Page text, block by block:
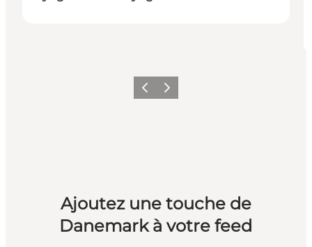
PrécédentSuivant
Ajoutez une touche de
Danemark à votre feed